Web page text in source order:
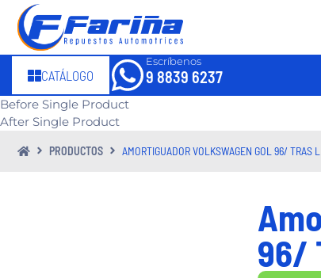
CATÁLOGO
Escríbenos
9 8839 6237
Before Single Product
After Single Product
PRODUCTOS AMORTIGUADOR VOLKSWAGEN GOL 96/ TRAS
96/